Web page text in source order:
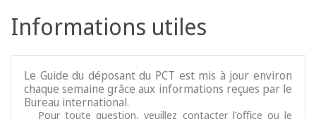
Informations utiles
Le Guide du déposant du PCT est mis à jour environ
chaque semaine grâce aux informations reçues par le
Bureau international.
Pour toute question, veuillez contacter l'office ou le